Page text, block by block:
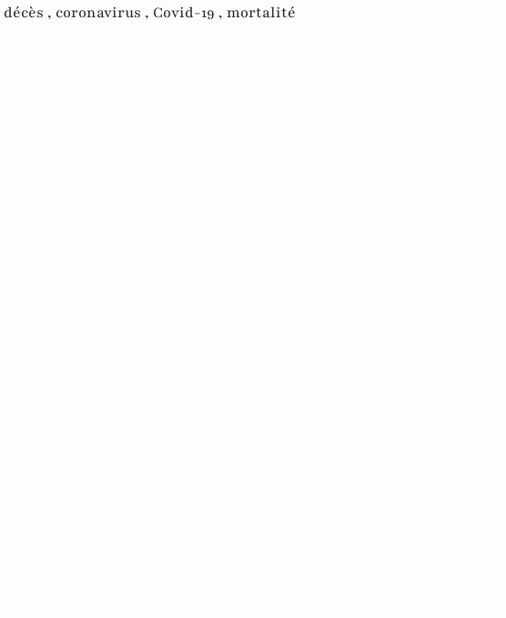
décès , coronavirus , Covid-19 , mortalité